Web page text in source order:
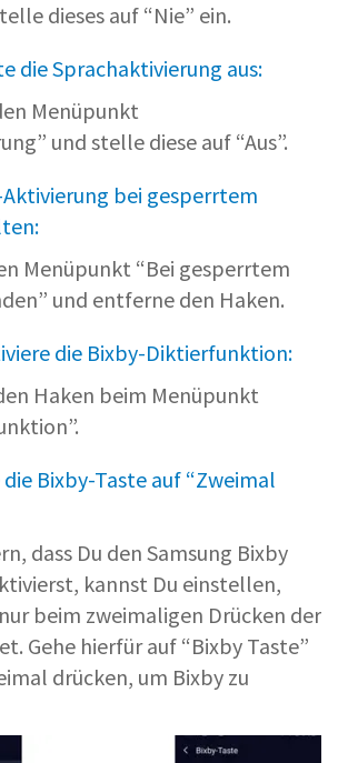
dieses auf “Nie” ein.
die Sprachaktivierung aus:
Menüpunkt
und stelle diese auf “Aus”.
bei gesperrtem
Menüpunkt “Bei gesperrtem
und entferne den Haken.
die Bixby-Diktierfunktion:
Haken beim Menüpunkt
Bixby-Taste auf “Zweimal
dass Du den Samsung Bixby
kannst Du einstellen,
beim zweimaligen Drücken der
Gehe hierfür auf “Bixby Taste”
drücken, um Bixby zu